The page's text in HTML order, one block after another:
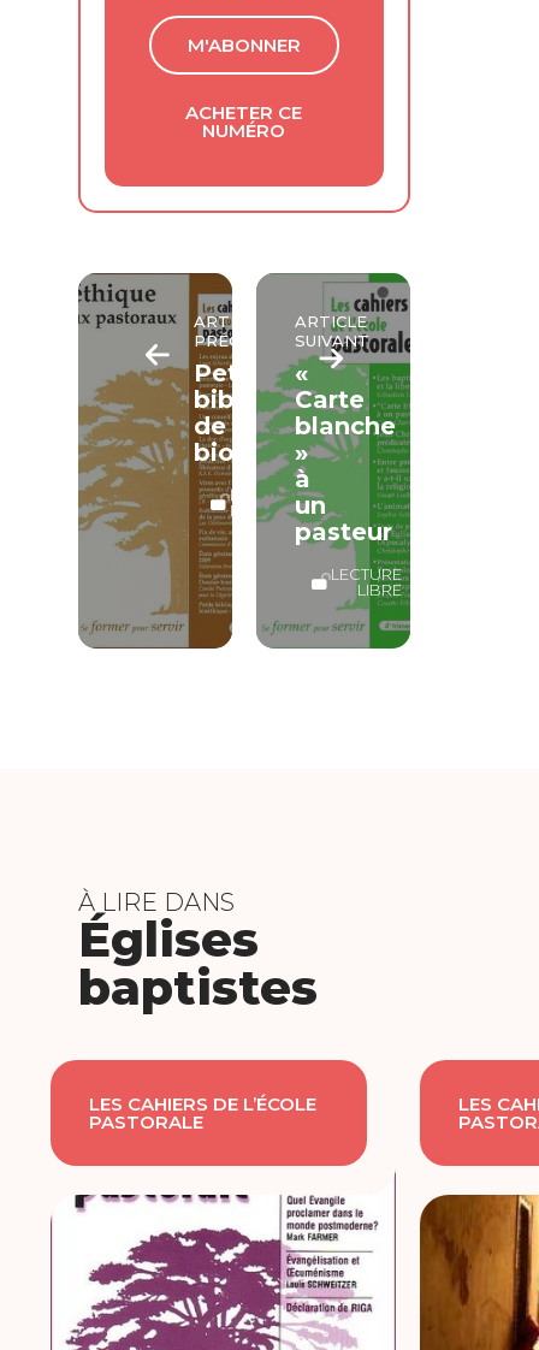
M'ABONNER
ACHETER CE
NUMÉRO
ARTICLE
PRÉCÉDENT
Petite
bibliographie
de
bioéthique
LECTURE
LIBRE
ARTICLE
SUIVANT
«
Carte
blanche
»
à
un
pasteur
LECTURE
LIBRE
À LIRE DANS
Églises
baptistes
LES CAHIERS DE L’ÉCOLE
PASTORALE
LES